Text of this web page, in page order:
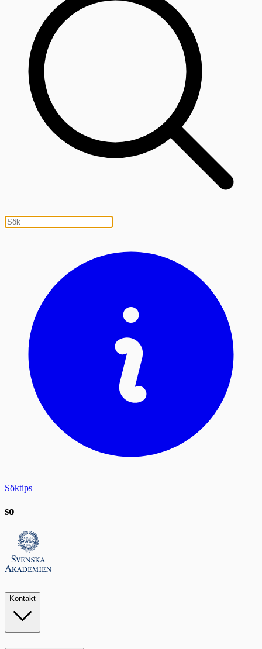
Söktips
so
Kontakt